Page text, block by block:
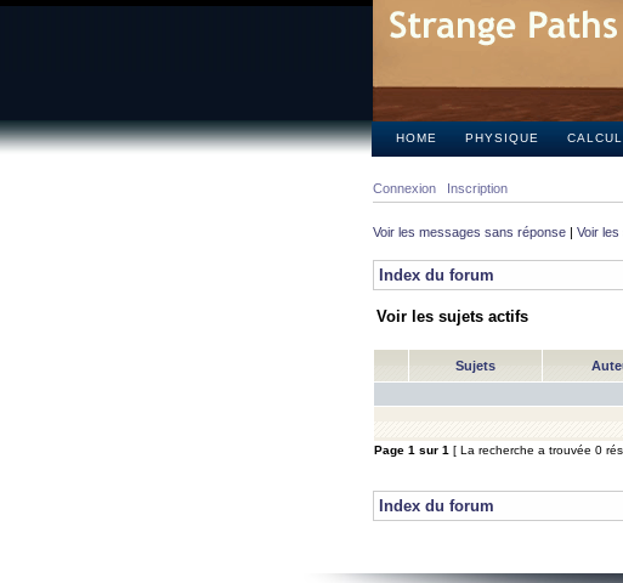
HOME PHYSIQUE CALCUL
Connexion Inscription
Voir les messages sans réponse | Voir
Index du forum
Voir les sujets actifs
Sujets
Page 1 sur 1 [ La recherche a trouvée 0
Index du forum